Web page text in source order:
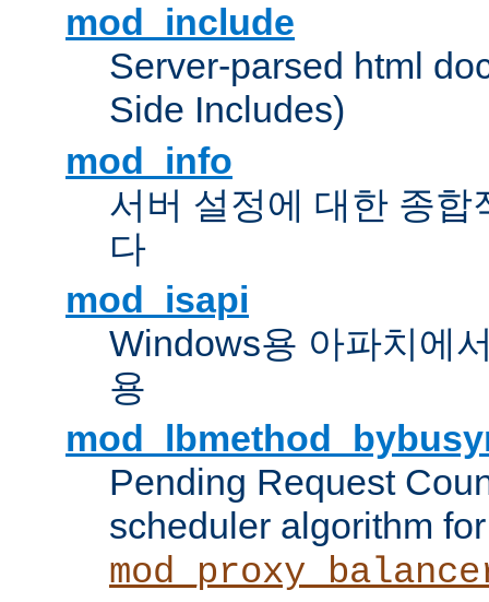
mod_include
Server-parsed html
Side Includes)
mod_info
서버 설정에 대한 종합
다
mod_isapi
Windows용 아파치에
용
Pending Request
scheduler algorithm for